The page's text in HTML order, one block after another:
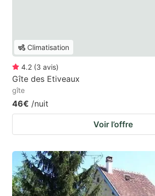
Climatisation
4.2 (3 avis)
Gîte des Etiveaux
gîte
46€ /nuit
Voir l’offre